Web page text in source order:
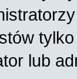
lub